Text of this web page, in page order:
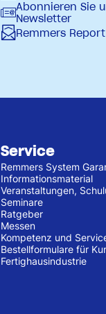
Abonnieren Sie
Newsletter
Remmers Report
Service
Remmers System
Informationsmaterial
Veranstaltungen,
Seminare
Ratgeber
Messen
Kompetenz und
Bestellformulare für
Fertighausindustrie